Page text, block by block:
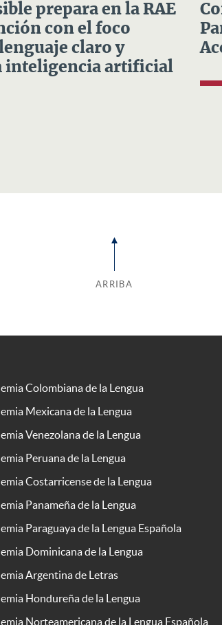
prepara en la RAE
con el foco
claro y
inteligencia artificial
ARRIBA
Colombiana de la Lengua
Mexicana de la Lengua
Venezolana de la Lengua
Peruana de la Lengua
Costarricense de la Lengua
Panameña de la Lengua
Paraguaya de la Lengua Española
Dominicana de la Lengua
Argentina de Letras
Hondureña de la Lengua
Norteamericana de la Lengua Española